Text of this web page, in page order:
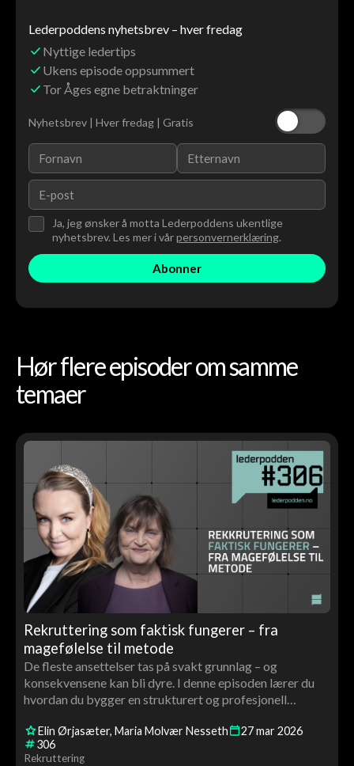
Lederpoddens nyhetsbrev – hver fredag
Nyttige ledertips
Ukens episode oppsummert
Tor Åges egne betraktninger
Nyhetsbrev | Hver fredag | Gratis
Ja, jeg ønsker å motta Lederpoddens ukentlige
nyhetsbrev. Les mer i vårpersonvernerklæring.
Hør flere episoder om samme
temaer
Rekruttering som faktisk fungerer – fra
magefølelse til metode
De fleste ansettelser tas på svakt grunnlag – og
konsekvensene kan bli dyre. I denne episoden lærer du
hvordan du bygger en strukturert og profesjonell
sannsynligheten for å ansette riktig kandidat.
Elin Ørjasæter Maria Molvær Nesseth 27mar2026
306
Rekruttering